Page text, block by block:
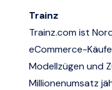
Trainz
Trainz.comist
eCommerce-
Modellzügen und
Millionenumsatz